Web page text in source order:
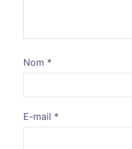
Nom *
E-mail *